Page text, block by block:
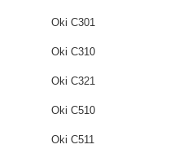
Oki C301
Oki C310
Oki C321
Oki C510
Oki C511